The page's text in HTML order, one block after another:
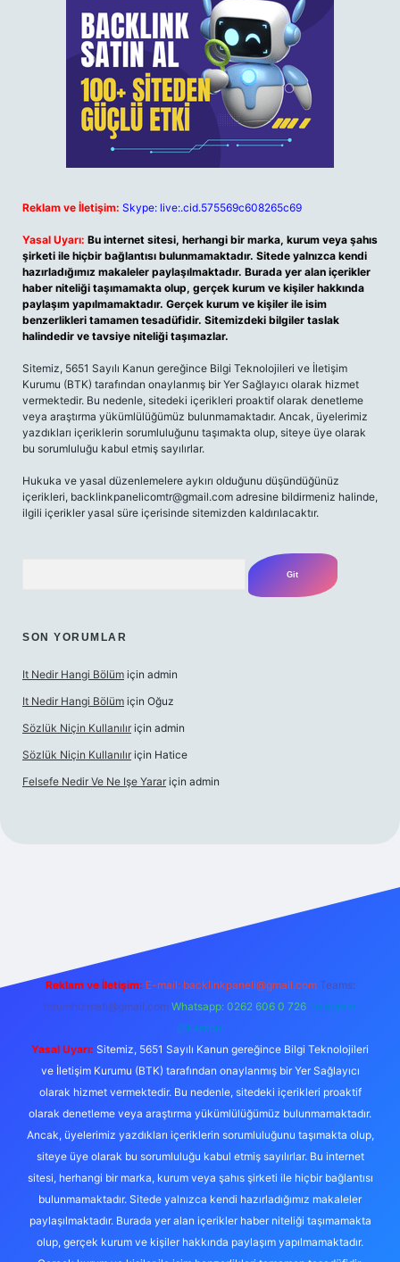
Reklam ve İletişim: Skype: live:.cid.575569c608265c69
Yasal Uyarı: Bu internet sitesi, herhangi bir marka, kurum veya şahıs
şirketi ile hiçbir bağlantısı bulunmamaktadır. Sitede yalnızca kendi
hazırladığımız makaleler paylaşılmaktadır. Burada yer alan içerikler
haber niteliği taşımamakta olup, gerçek kurum ve kişiler hakkında
paylaşım yapılmamaktadır. Gerçek kurum ve kişiler ile isim
benzerlikleri tamamen tesadüfidir. Sitemizdeki bilgiler taslak
halindedir ve tavsiye niteliği taşımazlar.
Sitemiz, 5651 Sayılı Kanun gereğince Bilgi Teknolojileri ve İletişim
Kurumu (BTK) tarafından onaylanmış bir Yer Sağlayıcı olarak hizmet
vermektedir. Bu nedenle, sitedeki içerikleri proaktif olarak denetleme
veya araştırma yükümlülüğümüz bulunmamaktadır. Ancak, üyelerimiz
yazdıkları içeriklerin sorumluluğunu taşımakta olup, siteye üye olarak
bu sorumluluğu kabul etmiş sayılırlar.
Hukuka ve yasal düzenlemelere aykırı olduğunu düşündüğünüz
içerikleri, backlinkpanelicomtr@gmail.com adresine bildirmeniz halinde,
ilgili içerikler yasal süre içerisinde sitemizden kaldırılacaktır.
SON YORUMLAR
It Nedir Hangi Bölüm için admin
It Nedir Hangi Bölüm için Oğuz
Sözlük Niçin Kullanılır için admin
Sözlük Niçin Kullanılır için Hatice
Felsefe Nedir Ve Ne Işe Yarar için admin
Reklam ve İletişim: E-mail: backlinkpaneli@gmail.com Teams:
forumhizmeti@gmail.com Whatsapp: 0262 606 0 726 Telegram:
@karabul
Yasal Uyarı: Sitemiz, 5651 Sayılı Kanun gereğince Bilgi Teknolojileri
ve İletişim Kurumu (BTK) tarafından onaylanmış bir Yer Sağlayıcı
olarak hizmet vermektedir. Bu nedenle, sitedeki içerikleri proaktif
olarak denetleme veya araştırma yükümlülüğümüz bulunmamaktadır.
Ancak, üyelerimiz yazdıkları içeriklerin sorumluluğunu taşımakta olup,
siteye üye olarak bu sorumluluğu kabul etmiş sayılırlar. Bu internet
sitesi, herhangi bir marka, kurum veya şahıs şirketi ile hiçbir bağlantısı
bulunmamaktadır. Sitede yalnızca kendi hazırladığımız makaleler
paylaşılmaktadır. Burada yer alan içerikler haber niteliği taşımamakta
olup, gerçek kurum ve kişiler hakkında paylaşım yapılmamaktadır.